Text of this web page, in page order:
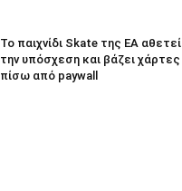
Το παιχνίδι Skate της EA αθετεί
την υπόσχεση και βάζει χάρτες
πίσω από paywall